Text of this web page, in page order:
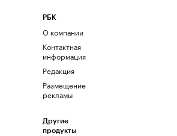
РБК
О компании
Контактная
информация
Редакция
Размещение
рекламы
Другие
продукты